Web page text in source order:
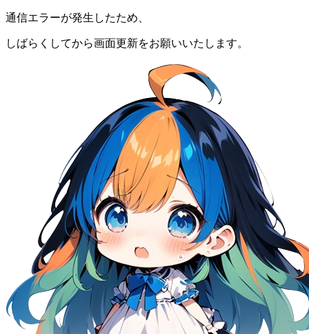
通信エラーが発生したため、
しばらくしてから画面更新をお願いいたします。